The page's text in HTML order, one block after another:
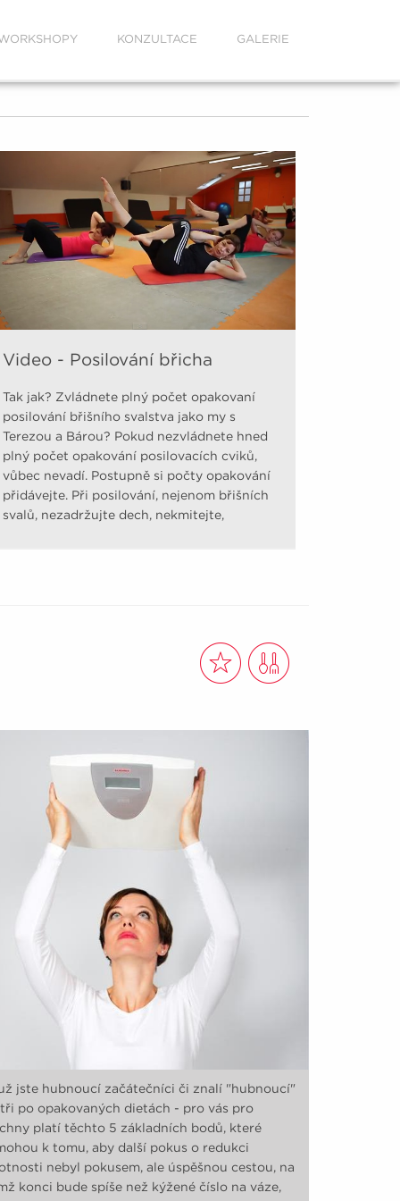
KONZULTACE GALERIE
Video - Posilování břicha
Tak jak? Zvládnete plný počet opakovaní
posilování břišního svalstva jako my s
Terezou a Bárou? Pokud nezvládnete hned
plný počet opakování posilovacích cviků,
vůbec nevadí. Postupně si počty opakování
přidávejte. Při posilování, nejenom břišních
svalů, nezadržujte dech, nekmitejte,
jste hubnoucí začátečníci či znalí "hubnoucí"
po opakovaných dietách - pro vás pro
platí těchto 5 základních bodů, které
k tomu, aby další pokus o redukci
nebyl pokusem, ale úspěšnou cestou, na
konci bude spíše než kýžené číslo na váze,